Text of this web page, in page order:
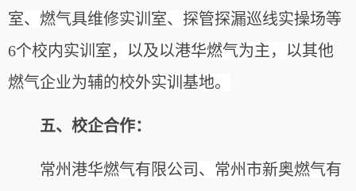
室、燃气具维修实训室、探管探漏巡线实操场等
6个校内实训室，以及以港华燃气为主，以其他
燃气企业为辅的校外实训基地。
五、校企合作：
常州港华燃气有限公司、常州市新奥燃气有